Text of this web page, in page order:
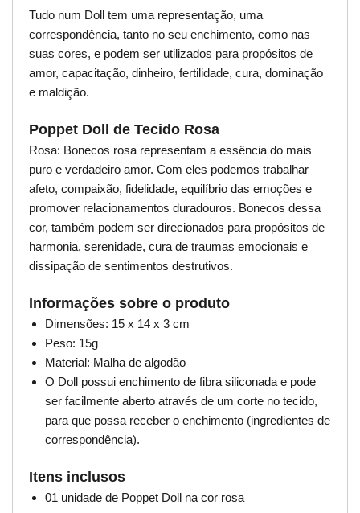
Tudo num Doll tem uma representação, uma
correspondência, tanto no seu enchimento, como nas
suas cores, e podem ser utilizados para propósitos de
amor, capacitação, dinheiro, fertilidade, cura, dominação
e maldição.
Poppet Doll de Tecido Rosa
Rosa: Bonecos rosa representam a essência do mais
puro e verdadeiro amor. Com eles podemos trabalhar
afeto, compaixão, fidelidade, equilíbrio das emoções e
promover relacionamentos duradouros. Bonecos dessa
cor, também podem ser direcionados para propósitos de
harmonia, serenidade, cura de traumas emocionais e
dissipação de sentimentos destrutivos.
Informações sobre o produto
Dimensões: 15 x 14 x 3 cm
Peso: 15g
Material: Malha de algodão
O Doll possui enchimento de fibra siliconada e pode
ser facilmente aberto através de um corte no tecido,
para que possa receber o enchimento (ingredientes de
correspondência).
Itens inclusos
01 unidade de Poppet Doll na cor rosa